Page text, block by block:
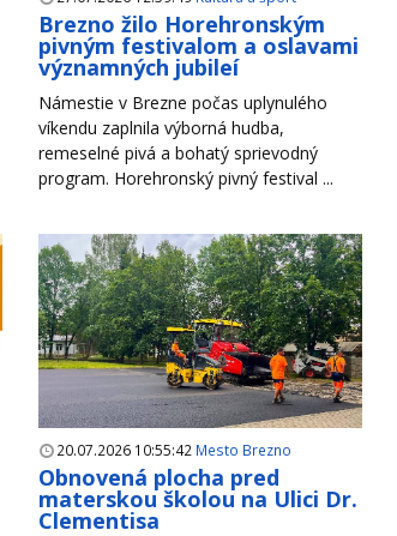
Brezno žilo Horehronským
pivným festivalom a oslavami
významných jubileí
Námestie v Brezne počas uplynulého
víkendu zaplnila výborná hudba,
remeselné pivá a bohatý sprievodný
program. Horehronský pivný festival ...
20.07.2026 10:55:42 Mesto Brezno
Obnovená plocha pred
materskou školou na Ulici Dr.
Clementisa